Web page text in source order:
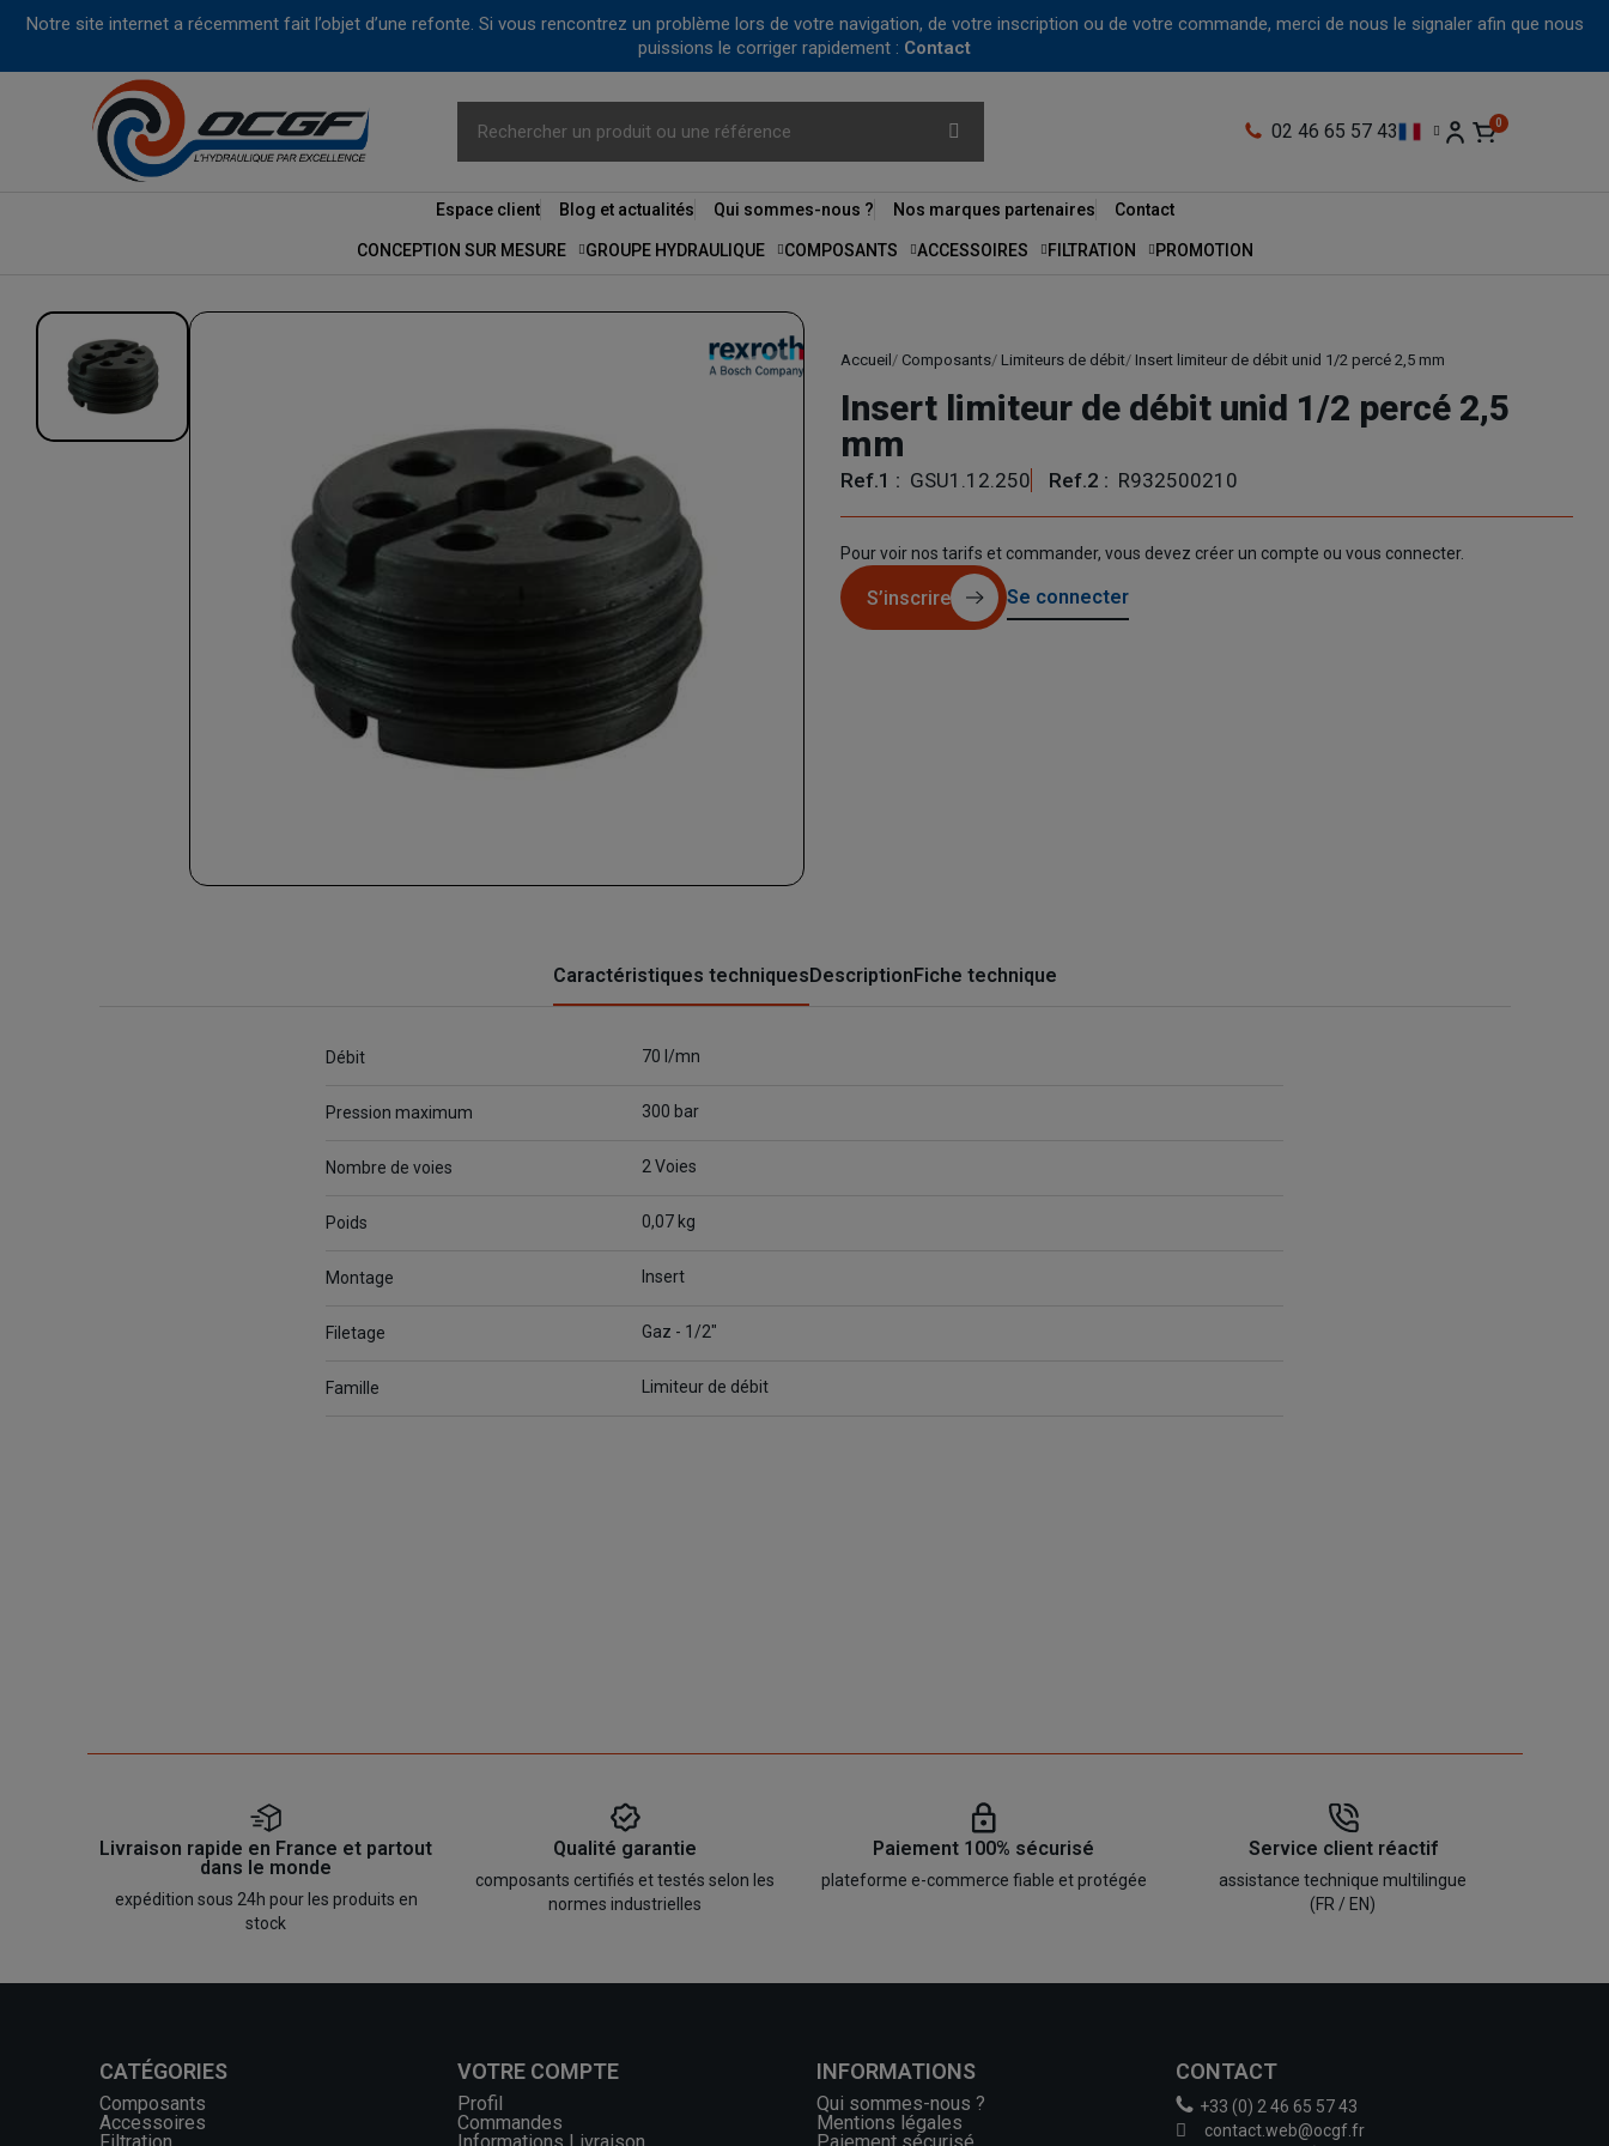
Notre site internet a récemment fait l’objet d’une refonte. Si vous rencontrez un problème lors de votre navigation, de votre inscription ou de votre commande, merci de nous le signaler afin que nous
puissions le corriger rapidement : Contact
02 46 65 57 43
Espace client Blog et actualités Qui sommes-nous ? Nos marques partenaires Contact
CONCEPTION SUR MESURE GROUPE HYDRAULIQUE COMPOSANTS ACCESSOIRES FILTRATION PROMOTION
Accueil Composants Limiteurs de débit Insert limiteur de débit unid 1/2 percé 2,5 mm
Insert limiteur de débit unid 1/2 percé 2,5
mm
Ref.1 : GSU1.12.250 Ref.2 : R932500210
Pour voir nos tarifs et commander, vous devez créer un compte ou vous connecter.
S’inscrire Se connecter
Caractéristiques techniquesDescriptionFiche technique
Débit 70 l/mn
Pression maximum 300 bar
Nombre de voies 2 Voies
Poids 0,07 kg
Montage Insert
Filetage Gaz - 1/2"
Famille Limiteur de débit
Livraison rapide en France et partout
dans le monde
expédition sous 24h pour les produits en
stock
Qualité garantie
composants certifiés et testés selon les
normes industrielles
Paiement 100% sécurisé
plateforme e-commerce fiable et protégée
Service client réactif
assistance technique multilingue
(FR / EN)
CATÉGORIES
Composants
Accessoires
VOTRE COMPTE
Profil
Commandes
INFORMATIONS
Qui sommes-nous ?
Mentions légales
CONTACT
+33 (0) 2 46 65 57 43
contact.web@ocgf.fr